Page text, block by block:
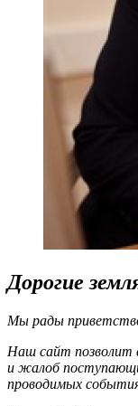
Дорогие
Мы рады
Наш сайт позволит
и жалоб
проводимых